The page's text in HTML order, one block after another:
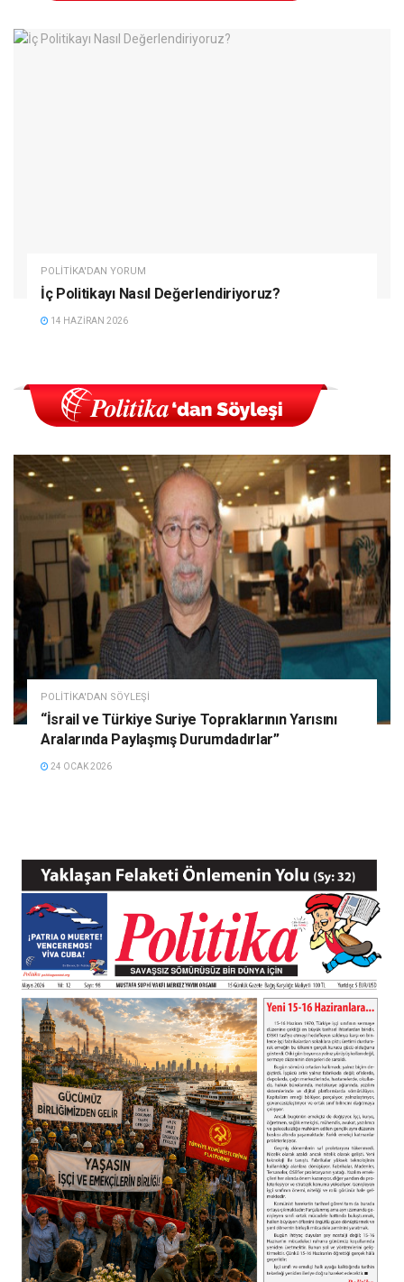
POLITIKA'DAN YORUM
İç Politikayı Nasıl Değerlendiriyoruz?
14 HAZIRAN 2026
POLITIKA'DAN SÖYLEŞI
“İsrail ve Türkiye Suriye Topraklarının Yarısını
Aralarında Paylaşmış Durumdadırlar”
24 OCAK 2026